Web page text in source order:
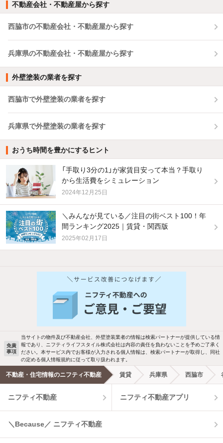
不動産会社・不動産屋から探す
西脇市の不動産会社・不動産屋から探す
兵庫県の不動産会社・不動産屋から探す
外壁塗装の業者を探す
西脇市で外壁塗装の業者を探す
兵庫県で外壁塗装の業者を探す
おうち時間を豊かにするヒント
「手取り3分の1」が家賃目安って本当？手取り
から生活費をシミュレーション
2024年12月25日
＼みんなが見ている／注目の街ベスト100！年
間ランキング2025｜賃貸・関西版
2025年02月17日
バス・トイレ別 2階以上
洗濯機置場あり 独立洗面台
エアコンあり 都市ガス
温水洗浄便座 オートロック
コンロ2口以上
新着物件メール通知
検索中の条件の新着物件情報をいち早く
お知らせします
新着メール通知を受け取る
免責
事項
当サイトの物件及び不動産会社、外壁塗装業者の情報は検索パートナーが提供している情
報であり、ニフティライフスタイル株式会社は内容の責任を負わないことを予めご了承く
ださい。本サービス内でお客様が入力される個人情報は、検索パートナーが取得し、同社
の定める個人情報規約に従って取り扱われます。
不動産・住宅情報のニフティ不動産 賃貸 兵庫県 西脇市
ニフティ不動産 ニフティ不動産アプリ
＼Because／ ニフティ不動産